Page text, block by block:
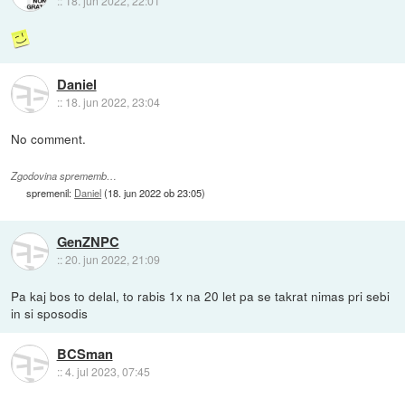
Daniel
:: 18. jun 2022, 23:04
No comment.
Zgodovina sprememb…
spremenil: Daniel(18. jun 2022 ob 23:05)
GenZNPC
::20. jun 2022, 21:09
Pa kaj bos to delal, to rabis 1x na 20 let pa se takrat nimas pri sebi
in si sposodis
BCSman
::4. jul 2023, 07:45